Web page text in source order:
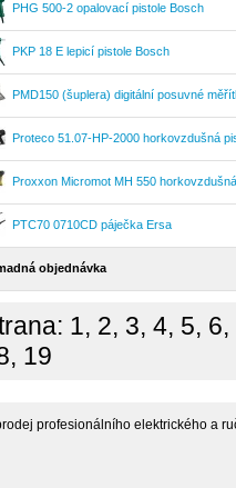
PHG 500-2 opalovací pistole Bosch
PKP 18 E lepicí pistole Bosch
PMD150 (šuplera) digitální posuvné
Proteco 51.07-HP-2000 horkovzdušná
Proxxon Micromot MH 550
PTC70 0710CD páječka Ersa
objednávka
1, 2, 3, 4, 5, 6,
, 19
profesionálního elektrického a